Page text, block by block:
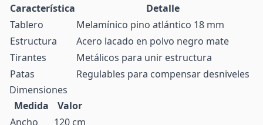
Característica
Detalle
Tablero
Melamínico pino atlántico 18 mm
Estructura
Acero lacado en polvo negro mate
Tirantes
Metálicos para unir estructura
Patas
Regulables para compensar desniveles
Dimensiones
Medida
Valor
Ancho
120 cm